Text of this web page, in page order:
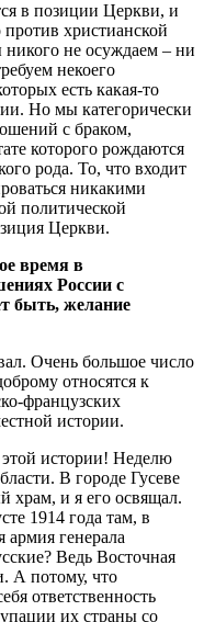
в позиции Церкви, и
христианской
никого не осуждаем – ни
некоего
есть какая-то
Но мы категорически
с браком,
которого рождаются
рода. То, что входит
никакими
политической
Церкви.
время в
России с
быть, желание
Очень большое число
относятся к
французских
истории.
этой истории! Неделю
В городе Гусеве
храм, и я его освящал.
1914 года там, в
армия генерала
Ведь Восточная
А потому, что
ответственность
их страны со